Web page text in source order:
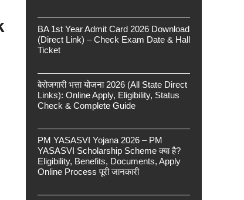
BA 1st Year Admit Card 2026 Download
(Direct Link) – Check Exam Date & Hall
Ticket
बेरोजगारी भत्ता योजना 2026 (All State Direct
Links): Online Apply, Eligibility, Status
Check & Complete Guide
PM YASASVI Yojana 2026 – PM
YASASVI Scholarship Scheme क्या है?
Eligibility, Benefits, Documents, Apply
Online Process पूरी जानकारी